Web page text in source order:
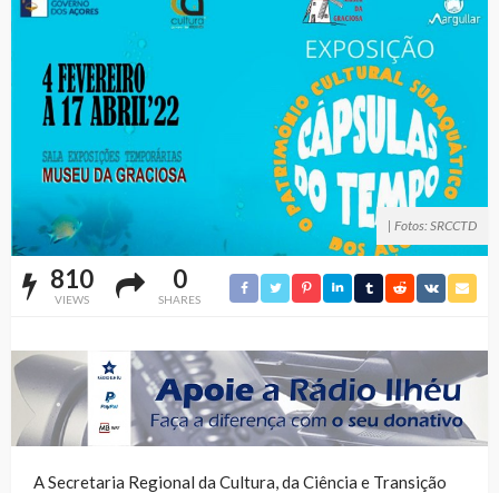
| Fotos: SRCCTD
810
VIEWS
0
SHARES
A Secretaria Regional da Cultura, da Ciência e Transição